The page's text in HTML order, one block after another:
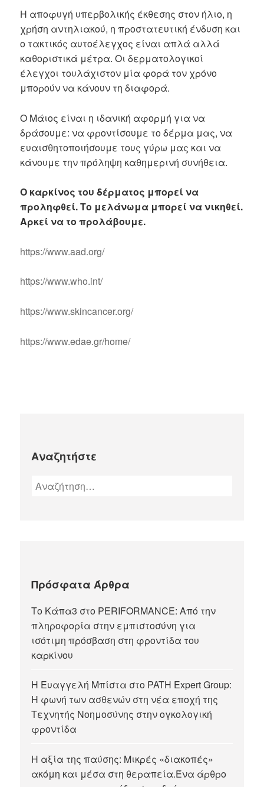
Η αποφυγή υπερβολικής έκθεσης στον ήλιο, η
χρήση αντηλιακού, η προστατευτική ένδυση και
ο τακτικός αυτοέλεγχος είναι απλά αλλά
καθοριστικά μέτρα. Οι δερματολογικοί
έλεγχοι τουλάχιστον μία φορά τον χρόνο
μπορούν να κάνουν τη διαφορά.
Ο Μάιος είναι η ιδανική αφορμή για να
δράσουμε: να φροντίσουμε το δέρμα μας, να
ευαισθητοποιήσουμε τους γύρω μας και να
κάνουμε την πρόληψη καθημερινή συνήθεια.
Ο καρκίνος του δέρματος μπορεί να
προληφθεί. Το μελάνωμα μπορεί να νικηθεί.
Αρκεί να το προλάβουμε.
https://www.aad.org/
https://www.who.int/
https://www.skincancer.org/
https://www.edae.gr/home/
Αναζητήστε
Πρόσφατα Άρθρα
Το Κάπα3 στο PERIFORMANCE: Από την
πληροφορία στην εμπιστοσύνη για
ισότιμη πρόσβαση στη φροντίδα του
καρκίνου
Η Ευαγγελή Μπίστα στο PATH Expert Group:
Η φωνή των ασθενών στη νέα εποχή της
Τεχνητής Νοημοσύνης στην ογκολογική
φροντίδα
Η αξία της παύσης: Μικρές «διακοπές»
ακόμη και μέσα στη θεραπεία.Ένα άρθρο